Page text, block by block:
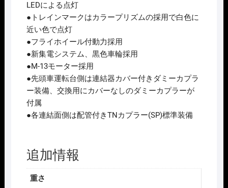
LEDによる点灯
●トレインマークはカラープリズムの採用で白色に
近い色で点灯
●フライホイール付動力採用
●新集電システム、黒色車輪採用
●M-13モーター採用
●先頭車運転台側は連結器カバー付きダミーカプラ
ー装備、交換用にカバーなしのダミーカプラーが
付属
●各連結面側は配管付きTNカプラー(SP)標準装備
追加情報
重さ